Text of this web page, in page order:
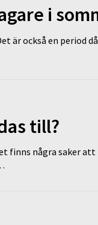
i
är också en period
till?
finns några saker